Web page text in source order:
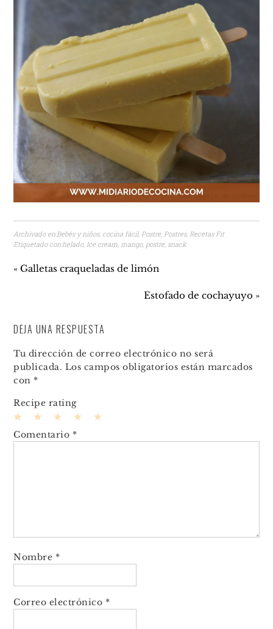
Archivado en:Bebés y niños, cocina fácil,Postre,Postres,Recetas Fit
Etiquetado con:helado,Ice cream,mango, postre, snack
« Galletas craqueladas de limón
Estofado de cochayuyo »
DEJA UNA RESPUESTA
Tu dirección de correo electrónico no será
publicada. Los campos obligatorios están marcados
con *
Recipe rating
Stars
4
Stars
3
Stars
2
Stars
1
Star
Comentario *
Nombre *
Correo electrónico *